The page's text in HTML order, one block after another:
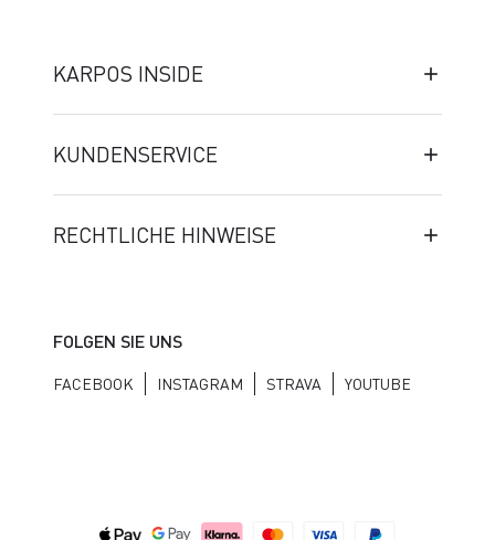
KARPOS INSIDE
KUNDENSERVICE
RECHTLICHE HINWEISE
FOLGEN SIE UNS
FACEBOOK INSTAGRAM STRAVA YOUTUBE